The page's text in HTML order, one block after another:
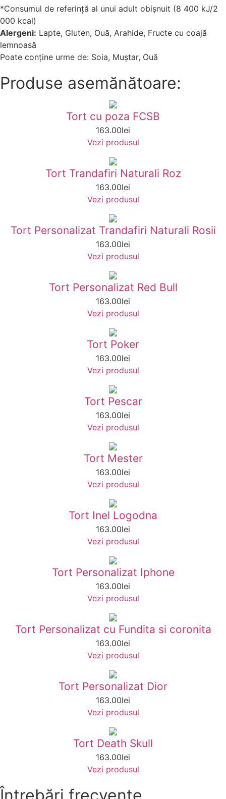
*Consumul de referință al unui adult obișnuit (8 400 kJ/2
000 kcal)
Alergeni: Lapte, Gluten, Ouă, Arahide, Fructe cu coajă
lemnoasă
Poate conține urme de: Soia, Muștar, Ouă
Produse asemănătoare:
Tort cu poza FCSB
163.00lei
Vezi produsul
Tort Trandafiri Naturali Roz
163.00lei
Vezi produsul
Tort Personalizat Trandafiri Naturali Rosii
163.00lei
Vezi produsul
Tort Personalizat Red Bull
163.00lei
Vezi produsul
Tort Poker
163.00lei
Vezi produsul
Tort Pescar
163.00lei
Vezi produsul
Tort Mester
163.00lei
Vezi produsul
Tort Inel Logodna
163.00lei
Vezi produsul
Tort Personalizat Iphone
163.00lei
Vezi produsul
Tort Personalizat cu Fundita si coronita
163.00lei
Vezi produsul
Tort Personalizat Dior
163.00lei
Vezi produsul
Tort Death Skull
163.00lei
Vezi produsul
Întrebări frecvente